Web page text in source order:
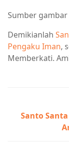
Sumber
Demikianlah
Pengaku Iman,
Memberkati.
Santo